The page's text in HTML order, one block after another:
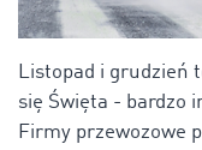
Listopad i grudzień
się Święta - bardzo
Firmy przewozowe